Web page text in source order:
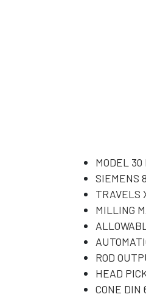
MODEL 30
SIEMENS
TRAVELS
MILLING
ROD
HEAD
CONE DIN